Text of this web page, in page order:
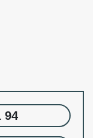
94